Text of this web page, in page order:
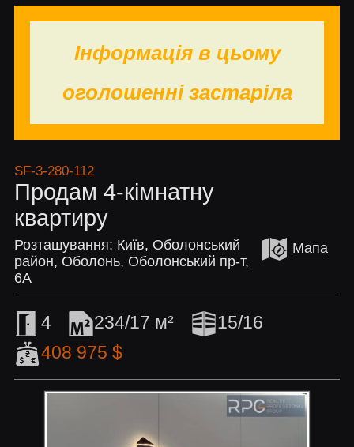
Інформація в цьому
оголошенні застаріла
SF-3-280-112
Продам 4-кімнатну
квартиру
Розташування: Київ, Оболонський
район, Оболонь, Оболонський пр-т,
6А
Мапа
4 234/17 м²
15/16
408 975 $